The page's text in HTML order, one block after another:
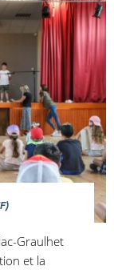
Graulhet
et la